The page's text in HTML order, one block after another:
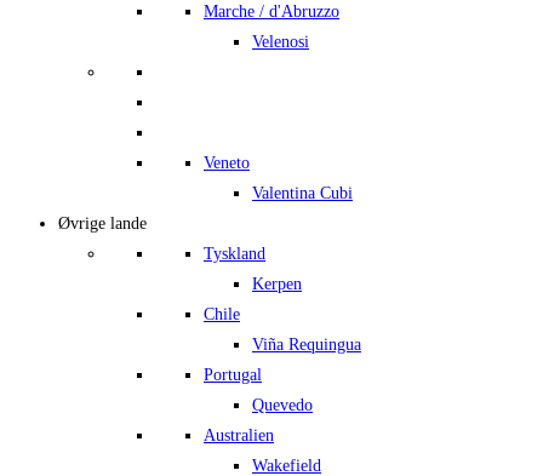
Marche / d'Abruzzo
Velenosi
Veneto
Valentina Cubi
Øvrige lande
Tyskland
Kerpen
Chile
Viña Requingua
Portugal
Quevedo
Australien
Wakefield